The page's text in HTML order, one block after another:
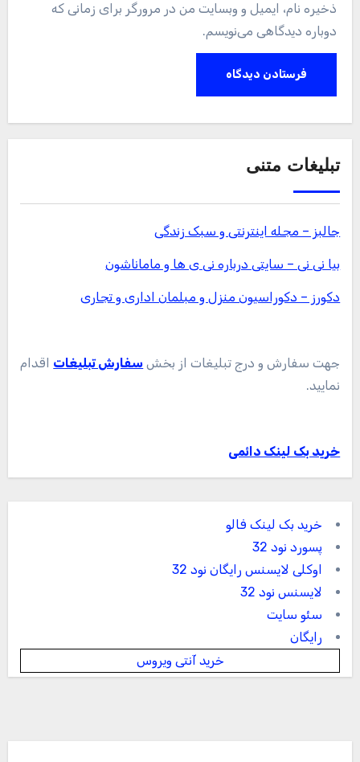
ذخیره نام، ایمیل و وبسایت من در مرورگر برای زمانی که
دوباره دیدگاهی می‌نویسم.
تبلیغات متنی
جالبز – مجله اینترنتی و سبک زندگی
بیا نی نی – سایتی درباره نی ی ها و ماماناشون
دکورز – دکوراسیون منزل و مبلمان اداری و تجاری
جهت سفارش و درج تبلیغات از بخش سفارش تبلیغات اقدام
نمایید.
خرید بک لینک دائمی
خرید بک لینک فالو
پسورد نود 32
اوکلی لایسنس رایگان نود 32
لایسنس نود 32
سئو سایت
رایگان
خرید آنتی ویروس